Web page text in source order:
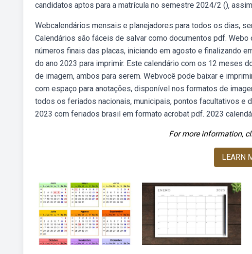
candidatos aptos para a matrícula no semestre 2024/2 (),
Webcalendários mensais e planejadores para todos os dias,
Calendários são fáceis de salvar como documentos pdf.
números finais das placas, iniciando em agosto e finalizando
do ano 2023 para imprimir. Este calendário com os 12 meses
de imagem, ambos para serem. Webvocê pode baixar e
com espaço para anotações, disponível nos formatos de
todos os feriados nacionais, municipais, pontos facultativos e
2023 com feriados brasil em formato acrobat pdf. 2023
For more information,
LEARN